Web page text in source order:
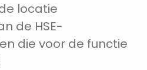
locatie
de HSE-
die voor de functie